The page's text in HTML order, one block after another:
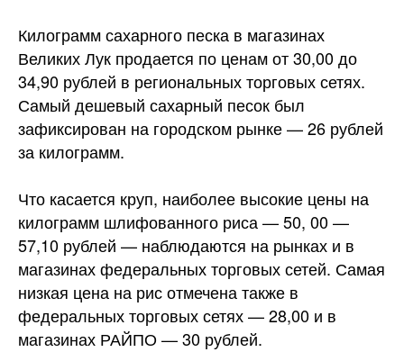
Килограмм сахарного песка в магазинах
Великих Лук продается по ценам от 30,00 до
34,90 рублей в региональных торговых сетях.
Самый дешевый сахарный песок был
зафиксирован на городском рынке — 26 рублей
за килограмм.
Что касается круп, наиболее высокие цены на
килограмм шлифованного риса — 50, 00 —
57,10 рублей — наблюдаются на рынках и в
магазинах федеральных торговых сетей. Самая
низкая цена на рис отмечена также в
федеральных торговых сетях — 28,00 и в
магазинах РАЙПО — 30 рублей.